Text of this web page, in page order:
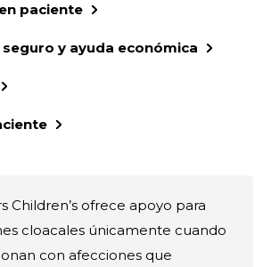
paciente
y ayuda económica
Children’s ofrece apoyo para
cloacales únicamente cuando
con afecciones que